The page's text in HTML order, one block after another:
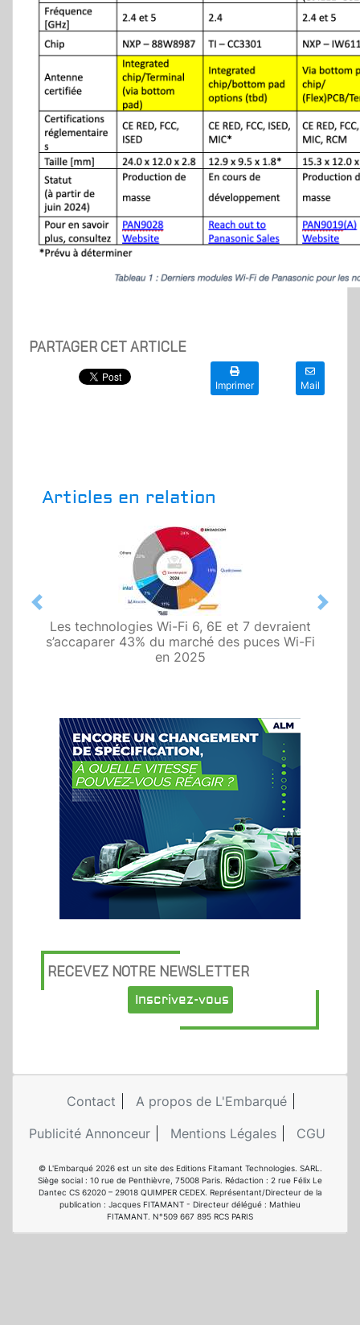
PARTAGER CET ARTICLE
Imprimer Mail
Articles en relation
Arrow, Panasonic et ST s’associent pour
fournir des modules IoT multicapteurs
compatibles Bluetooth 5.0
Previous Next
RECEVEZ NOTRE NEWSLETTER
Inscrivez-vous
Contact
A propos de L'Embarqué
Publicité Annonceur
Mentions Légales CGU
© L'Embarqué 2026 est un site des Editions Fitamant Technologies. SARL.
Siège social : 10 rue de Penthièvre, 75008 Paris. Rédaction : 2 rue Félix Le
Dantec CS 62020 – 29018 QUIMPER CEDEX. Représentant/Directeur de la
publication : Jacques FITAMANT - Directeur délégué : Mathieu
FITAMANT. N°509 667 895 RCS PARIS